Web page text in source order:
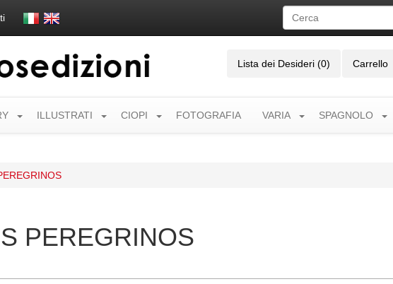
Lista dei Desideri (0) Carrello
ILLUSTRATI CIOPI FOTOGRAFIA VARIA SPAGNOLO
PEREGRINOS